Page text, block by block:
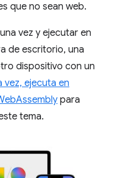
que no sean web.
vez y ejecutar en
de escritorio, una
dispositivo con un
vez, ejecuta en
para
tema.